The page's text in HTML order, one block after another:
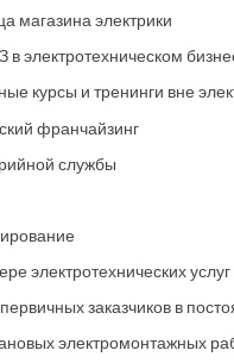
магазина электрики
в электротехническом
курсы и тренинги вне
франчайзинг
службы
электротехнических услуг
заказчиков в
электромонтажных